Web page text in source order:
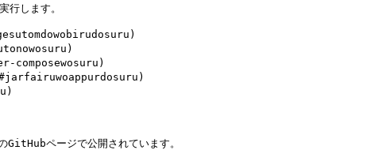
行します。
composewosuru)
](#jarfairuwoappurdosuru)
GitHubページで公開されています。